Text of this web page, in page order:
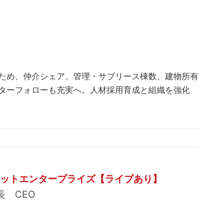
め、仲介シェア、管理・サブリース棟数、建物所有
ーフォローも充実へ。人材採用育成と組織を強化
トエンタープライズ【ライブあり】
CEO